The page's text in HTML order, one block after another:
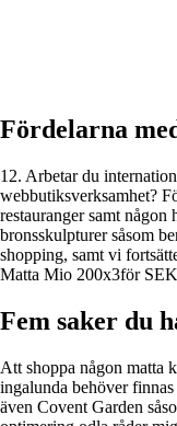
Fördelarna
12. Arbetar du
webbutiksverksamhet?
restauranger samt
bronsskulpturer såsom
shopping, samt vi
Matta Mio 200x3för
Fem saker du
Att shoppa någon matta
ingalunda behöver
även Covent Garden